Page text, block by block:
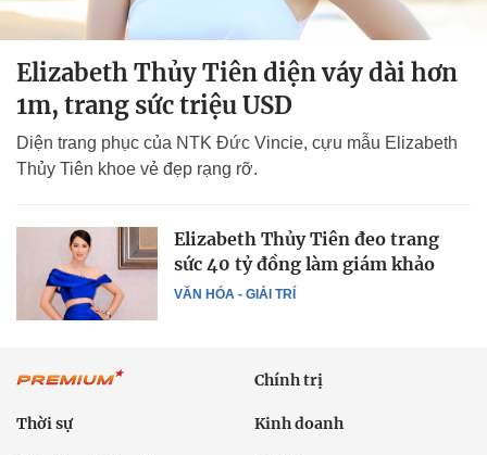
Elizabeth Thủy Tiên diện váy dài hơn
1m, trang sức triệu USD
Diện trang phục của NTK Đức Vincie, cựu mẫu Elizabeth
Thủy Tiên khoe vẻ đẹp rạng rỡ.
VĂN HÓA - GIẢI TRÍ
Elizabeth Thủy Tiên đeo trang
sức 40 tỷ đồng làm giám khảo
Chính trị
Thời sự Kinh doanh